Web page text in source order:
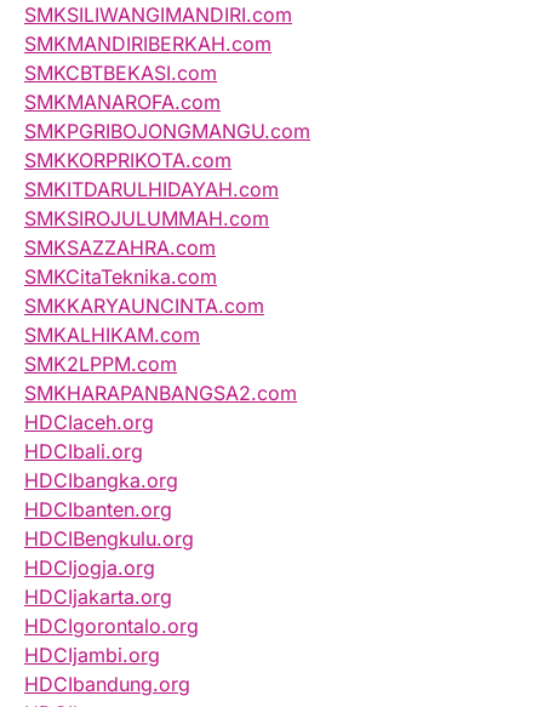
SMKSILIWANGIMANDIRI.com
SMKMANDIRIBERKAH.com
SMKCBTBEKASI.com
SMKMANAROFA.com
SMKPGRIBOJONGMANGU.com
SMKKORPRIKOTA.com
SMKITDARULHIDAYAH.com
SMKSIROJULUMMAH.com
SMKSAZZAHRA.com
SMKCitaTeknika.com
SMKKARYAUNCINTA.com
SMKALHIKAM.com
SMK2LPPM.com
SMKHARAPANBANGSA2.com
HDCIaceh.org
HDCIbali.org
HDCIbangka.org
HDCIbanten.org
HDCIBengkulu.org
HDCIjogja.org
HDCIjakarta.org
HDCIgorontalo.org
HDCIjambi.org
HDCIbandung.org